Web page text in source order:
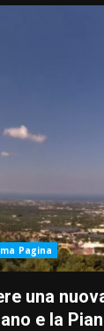
Pagina
una
e la